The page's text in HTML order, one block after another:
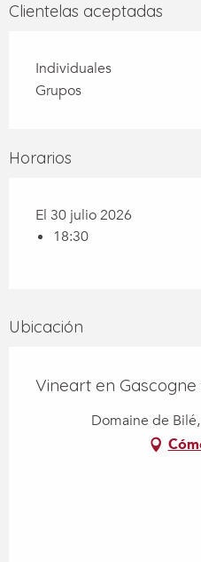
Clientelas aceptadas
Individuales
Grupos
Horarios
El 30 julio 2026
18:30
Ubicación
Vineart en
Domaine de